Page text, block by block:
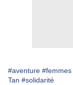
#aventure #femmes
Tan #solidarité